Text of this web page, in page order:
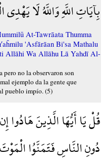
بِآيَاتِ اللَّهِ وَاللَّهُ لَا
At-Tawrāata Thumma
'Asfārāan Bi'sa Mathalu
Allāhi Wa Allāhu Lā Yahdī Al-
pero no la observaron son
ejemplo da la gente que
pueblo impío. (5)
قُلْ يَا أَيُّهَا الَّذِينَ هَادُوا
دُونِ النَّاسِ فَتَمَنَّوُا